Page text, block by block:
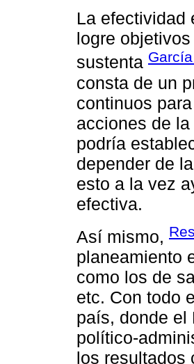
La efectividad
logre
sustenta
consta de un
continuos
acciones de
podría
depender de
esto a la vez
efectiva.
Así mismo,
planeamiento
como los de
etc. Con todo
país, donde el
político-
los resultados